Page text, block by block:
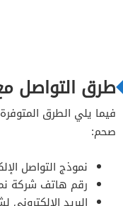
طرق التواصل
فيما يلي الطرق
صحم:
نموذج التواصل
رقم هاتف شركة نماء